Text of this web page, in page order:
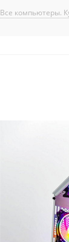
Все компьютеры.